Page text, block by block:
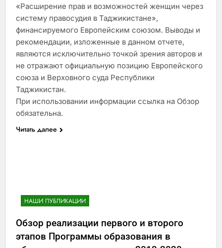
«Расширение прав и возможностей женщин через
систему правосудия в Таджикистане»,
финансируемого Европейским союзом. Выводы и
рекомендации, изложенные в данном отчете,
являются исключительно точкой зрения авторов и
не отражают официальную позицию Европейского
союза и Верховного суда Республики
Таджикистан.
При использовании информации ссылка на Обзор
обязательна.
Читать далее
НАШИ ПУБЛИКАЦИИ
Обзор реализации первого и второго
этапов Программы образования в